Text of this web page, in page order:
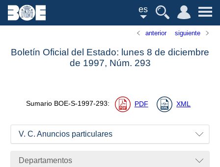
es
anterior siguiente
Boletín Oficial del Estado: lunes 8 de diciembre
de 1997, Núm. 293
Sumario BOE-S-1997-293: PDF XML
V. C. Anuncios particulares
Departamentos